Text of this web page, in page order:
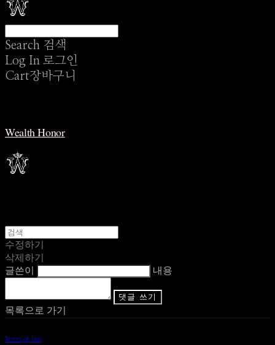
Search 검색
Log In 로그인
Cart장바구니
Wealth Honor
수정하기
삭제하기
글쓴이
내용
댓글 쓰기
목록으로 가기
Terms of Use